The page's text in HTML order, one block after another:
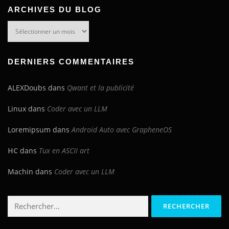
ARCHIVES DU BLOG
DERNIERS COMMENTAIRES
ALEXDoubs dans Qwant et la publicité
Linux dans Coder avec un LLM
Loremipsum dansAndroid Auto avec GrapheneOS
HC dans Tux en ASCII art
Machin dans Coder avec un LLM
Rechercher :